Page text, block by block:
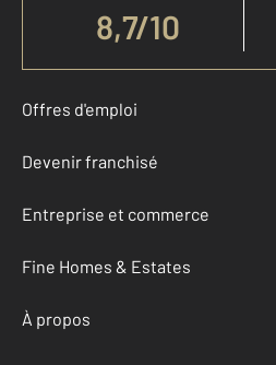
8,7/10
Offres d'emploi
Devenir franchisé
Entreprise et commerce
Fine Homes & Estates
À propos